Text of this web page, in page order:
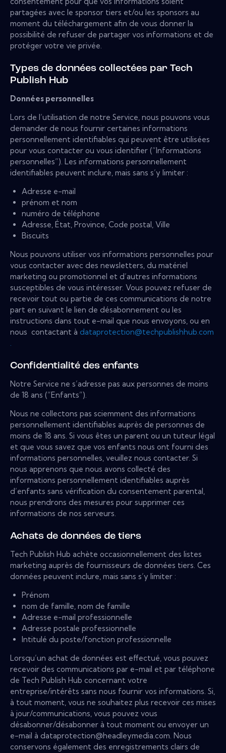
partagées avec le sponsor tiers et/ou les sponsors au
moment du téléchargement afin de vous donner la
possibilité de refuser de partager vos informations et de
protéger votre vie privée.
Types de données collectées par Tech
Publish Hub
Données personnelles
Lors de l’utilisation de notre Service, nous pouvons vous
demander de nous fournir certaines informations
personnellement identifiables qui peuvent être utilisées
pour vous contacter ou vous identifier (“Informations
personnelles”). Les informations personnellement
identifiables peuvent inclure, mais sans s’y limiter :
Adresse e-mail
prénom et nom
numéro de téléphone
Adresse, État, Province, Code postal, Ville
Biscuits
Nous pouvons utiliser vos informations personnelles pour
vous contacter avec des newsletters, du matériel
marketing ou promotionnel et d’autres informations
susceptibles de vous intéresser. Vous pouvez refuser de
recevoir tout ou partie de ces communications de notre
part en suivant le lien de désabonnement ou les
instructions dans tout e-mail que nous envoyons, ou en
nous contactant à dataprotection@techpublishhub.com
.
Confidentialité des enfants
Notre Service ne s’adresse pas aux personnes de moins
de 18 ans (“Enfants”).
Nous ne collectons pas sciemment des informations
personnellement identifiables auprès de personnes de
moins de 18 ans. Si vous êtes un parent ou un tuteur légal
et que vous savez que vos enfants nous ont fourni des
informations personnelles, veuillez nous contacter. Si
nous apprenons que nous avons collecté des
informations personnellement identifiables auprès
d’enfants sans vérification du consentement parental,
nous prendrons des mesures pour supprimer ces
informations de nos serveurs.
Achats de données de tiers
Tech Publish Hub achète occasionnellement des listes
marketing auprès de fournisseurs de données tiers. Ces
données peuvent inclure, mais sans s’y limiter :
Prénom
nom de famille, nom de famille
Adresse e-mail professionnelle
Adresse postale professionnelle
Intitulé du poste/fonction professionnelle
Lorsqu’un achat de données est effectué, vous pouvez
recevoir des communications par e-mail et par téléphone
de Tech Publish Hub concernant votre
entreprise/intérêts sans nous fournir vos informations. Si,
à tout moment, vous ne souhaitez plus recevoir ces mises
à jour/communications, vous pouvez vous
désabonner/désabonner à tout moment ou envoyer un
e-mail à dataprotection@headleymedia.com. Nous
conservons également des enregistrements clairs de